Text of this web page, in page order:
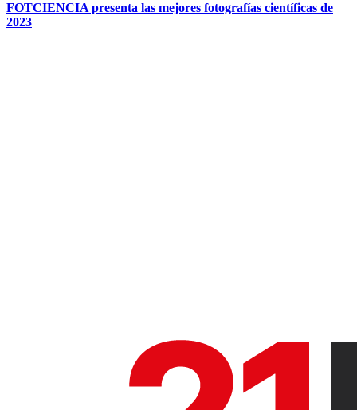
FOTCIENCIA presenta las mejores fotografías científicas de
2023